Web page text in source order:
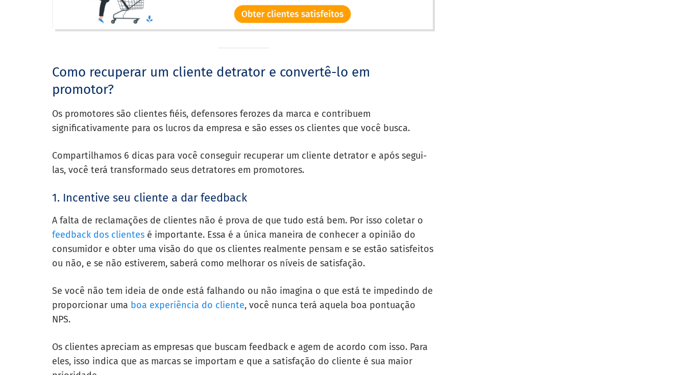
Como recuperar um cliente detrator e convertê-lo em
promotor?
Os promotores são clientes fiéis, defensores ferozes da marca e contribuem
significativamente para os lucros da empresa e são esses os clientes que você busca.
Compartilhamos 6 dicas para você conseguir recuperar um cliente detrator e após segui-
las, você terá transformado seus detratores em promotores.
1. Incentive seu cliente a dar feedback
A falta de reclamações de clientes não é prova de que tudo está bem. Por isso coletar o
feedback dos clientes é importante. Essa é a única maneira de conhecer a opinião do
consumidor e obter uma visão do que os clientes realmente pensam e se estão satisfeitos
ou não, e se não estiverem, saberá como melhorar os níveis de satisfação.
Se você não tem ideia de onde está falhando ou não imagina o que está te impedindo de
proporcionar uma boa experiência do cliente, você nunca terá aquela boa pontuação
NPS.
Os clientes apreciam as empresas que buscam feedback e agem de acordo com isso. Para
eles, isso indica que as marcas se importam e que a satisfação do cliente é sua maior